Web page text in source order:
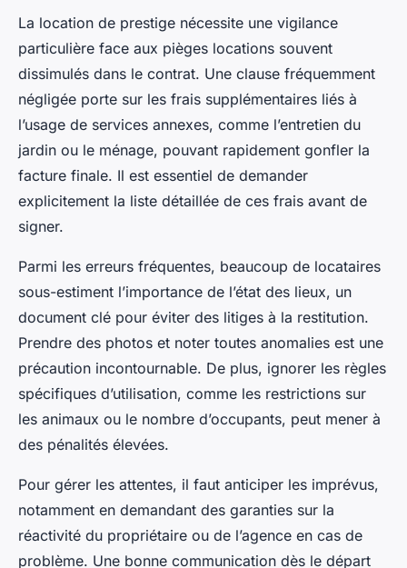
La location de prestige nécessite une vigilance
particulière face aux pièges locations souvent
dissimulés dans le contrat. Une clause fréquemment
négligée porte sur les frais supplémentaires liés à
l’usage de services annexes, comme l’entretien du
jardin ou le ménage, pouvant rapidement gonfler la
facture finale. Il est essentiel de demander
explicitement la liste détaillée de ces frais avant de
signer.
Parmi les erreurs fréquentes, beaucoup de locataires
sous-estiment l’importance de l’état des lieux, un
document clé pour éviter des litiges à la restitution.
Prendre des photos et noter toutes anomalies est une
précaution incontournable. De plus, ignorer les règles
spécifiques d’utilisation, comme les restrictions sur
les animaux ou le nombre d’occupants, peut mener à
des pénalités élevées.
Pour gérer les attentes, il faut anticiper les imprévus,
notamment en demandant des garanties sur la
réactivité du propriétaire ou de l’agence en cas de
problème. Une bonne communication dès le départ